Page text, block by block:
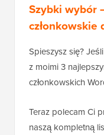
Szybki wybór
członkowskie
Spieszysz się?
z moimi 3
członkowskich
Teraz polecam Ci
naszą kompletną